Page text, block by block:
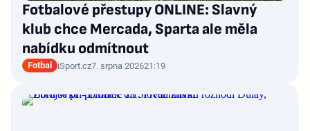
Fotbalové přestupy ONLINE: Slavný
klub chce Mercada, Sparta ale měla
nabídku odmítnout
Fotbal iSport.cz7. srpna 202621:19